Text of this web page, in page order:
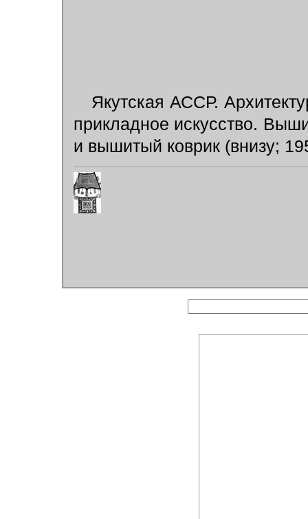
Якутская АССР.
прикладное искусство.
и вышитый коврик (внизу;